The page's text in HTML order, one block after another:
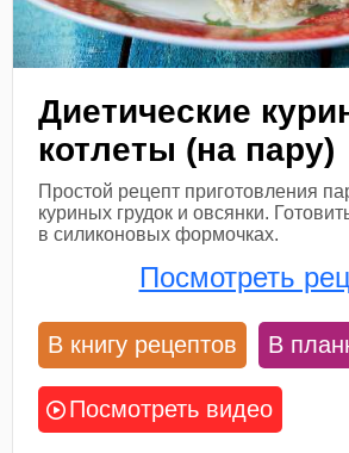
Диетические
котлеты (на пару)
Простой рецепт приготовления
куриных грудок и овсянки.
в силиконовых формочках.
Посмотреть
В книгу рецептов В
Посмотреть видео